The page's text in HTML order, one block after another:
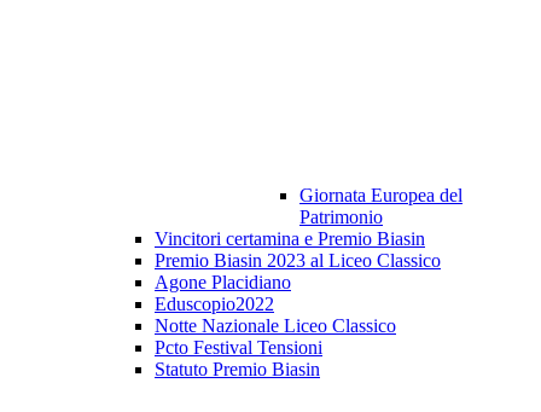
Giornata Europea del
Patrimonio
Vincitori certamina e Premio Biasin
Premio Biasin 2023 al Liceo Classico
Agone Placidiano
Eduscopio2022
Notte Nazionale Liceo Classico
Pcto Festival Tensioni
Statuto Premio Biasin